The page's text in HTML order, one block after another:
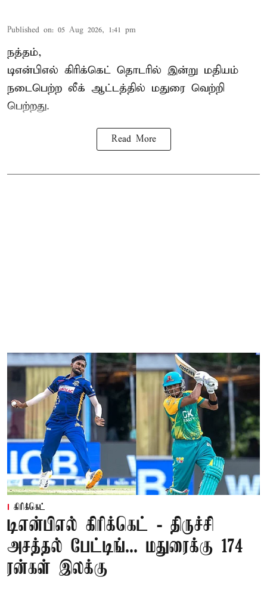
Published on: 05 Aug 2026, 1:41 pm
நத்தம்,
டிஎன்பிஎல் கிரிக்கெட் தொடரில் இன்று மதியம்
நடைபெற்ற லீக் ஆட்டத்தில் மதுரை வெற்றி
பெற்றது.
Read More
கிரிக்கெட்
டிஎன்பிஎல் கிரிக்கெட் - திருச்சி
அசத்தல் பேட்டிங்... மதுரைக்கு 174
ரன்கள் இலக்கு